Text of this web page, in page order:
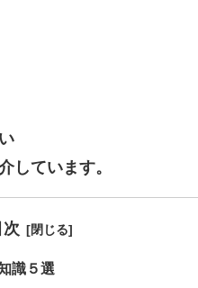
しています。
次
識５選